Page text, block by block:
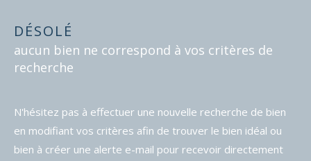
DÉSOLÉ
aucun bien ne correspond à vos critères de
recherche
N'hésitez pas à effectuer une nouvelle recherche de bien
en modifiant vos critères afin de trouver le bien idéal ou
bien à créer une alerte e-mail pour recevoir directement